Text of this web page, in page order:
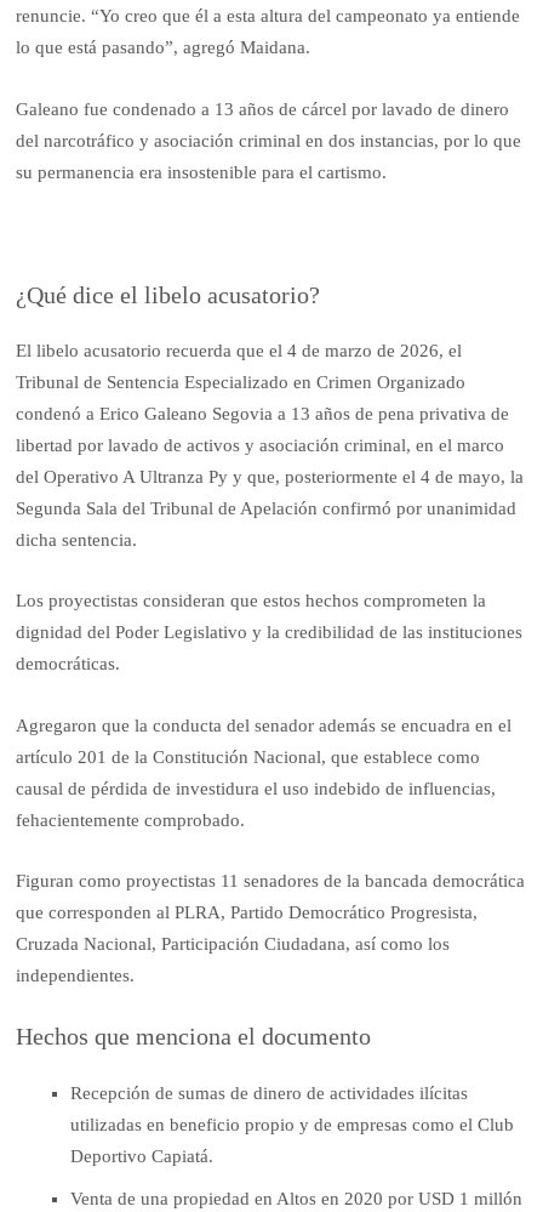
renuncie. “Yo creo que él a esta altura del campeonato ya entiende
lo que está pasando”, agregó Maidana.
Galeano fue condenado a 13 años de cárcel por lavado de dinero
del narcotráfico y asociación criminal en dos instancias, por lo que
su permanencia era insostenible para el cartismo.
¿Qué dice el libelo acusatorio?
El libelo acusatorio recuerda que el 4 de marzo de 2026, el
Tribunal de Sentencia Especializado en Crimen Organizado
condenó a Erico Galeano Segovia a 13 años de pena privativa de
libertad por lavado de activos y asociación criminal, en el marco
del Operativo A Ultranza Py y que, posteriormente el 4 de mayo, la
Segunda Sala del Tribunal de Apelación confirmó por unanimidad
dicha sentencia.
Los proyectistas consideran que estos hechos comprometen la
dignidad del Poder Legislativo y la credibilidad de las instituciones
democráticas.
Agregaron que la conducta del senador además se encuadra en el
artículo 201 de la Constitución Nacional, que establece como
causal de pérdida de investidura el uso indebido de influencias,
fehacientemente comprobado.
Figuran como proyectistas 11 senadores de la bancada democrática
que corresponden al PLRA, Partido Democrático Progresista,
Cruzada Nacional, Participación Ciudadana, así como los
independientes.
Hechos que menciona el documento
Recepción de sumas de dinero de actividades ilícitas
utilizadas en beneficio propio y de empresas como el Club
Deportivo Capiatá.
Venta de una propiedad en Altos en 2020 por USD 1 millón